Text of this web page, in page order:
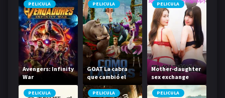
PELICULA
Avengers: Infinity
War
PELICULA
GOAT La cabra
que cambió el
juego
PELICULA
Mother-daughter
sex exchange
PELICULA PELICULA PELICULA